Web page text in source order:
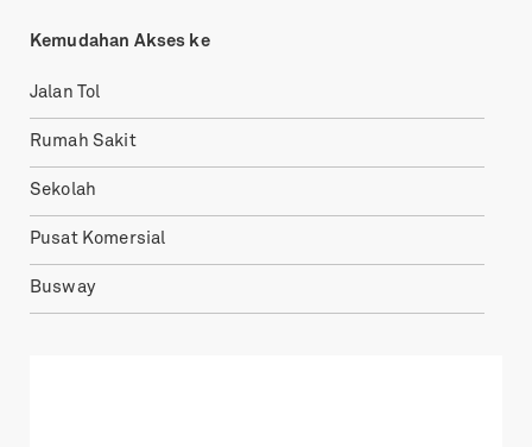
Kemudahan Akses ke
Jalan Tol
Rumah Sakit
Sekolah
Pusat Komersial
Busway